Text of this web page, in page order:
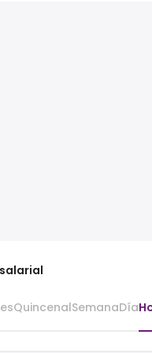
QuincenalSemanaDía